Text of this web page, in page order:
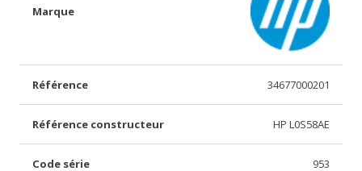
Marque
Référence 34677000201
Référence constructeur HP L0S58AE
Code série 953